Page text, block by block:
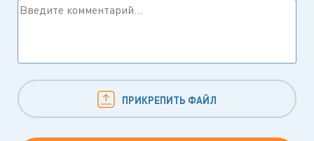
ПРИКРЕПИТЬ ФАЙЛ